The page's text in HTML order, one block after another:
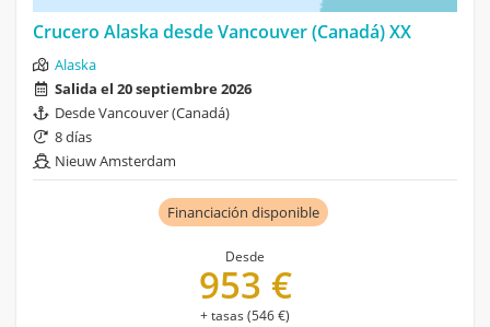
Crucero Alaska desde Vancouver (Canadá) XX
Alaska
Salida el 20 septiembre 2026
Desde Vancouver (Canadá)
8 días
Nieuw Amsterdam
Financiación disponible
Desde
953 €
+ tasas (546 €)